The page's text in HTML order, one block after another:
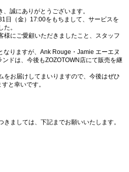
誠にありがとうございます。
日（金）17:00をもちまして、サービスを
。
様にご愛顧いただきましたこと、スタッフ
りますが、Ank Rouge・Jamie エーエヌ
ドは、今後もZOZOTOWN店にて販売を継
をお届けしてまいりますので、今後はぜひ
と幸いです。
ましては、下記までお願いいたします。